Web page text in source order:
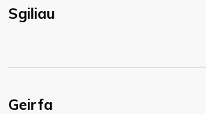
Sgiliau
Geirfa